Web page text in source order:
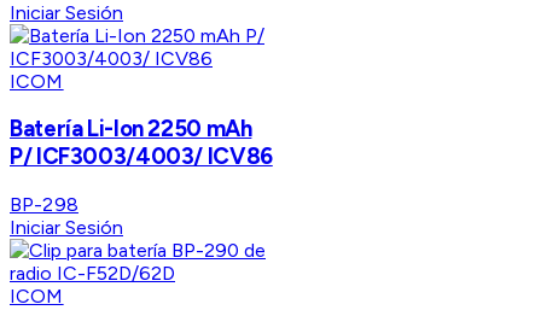
Iniciar Sesión
ICOM
Batería Li-Ion 2250 mAh
P/ ICF3003/4003/ ICV86
BP-298
Iniciar Sesión
ICOM